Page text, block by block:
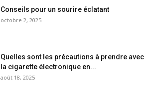
Conseils pour un sourire éclatant
octobre 2, 2025
Quelles sont les précautions à prendre avec
la cigarette électronique en...
août 18, 2025